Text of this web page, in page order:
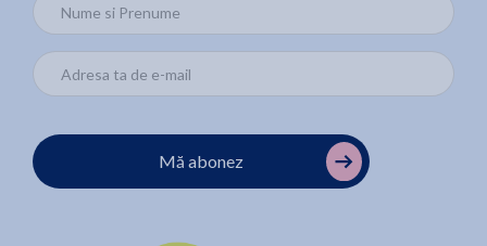
Mă abonez